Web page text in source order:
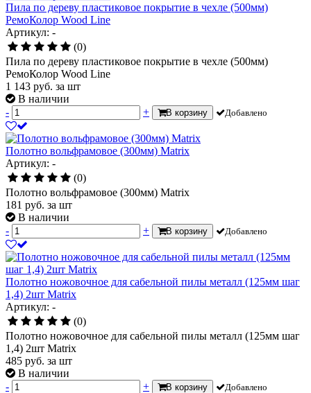
Пила по дереву пластиковое покрытие в чехле (500мм)
РемоКолор Wood Line
Артикул: -
(0)
Пила по дереву пластиковое покрытие в чехле (500мм)
РемоКолор Wood Line
1 143 руб. за шт
В наличии
-
+ В корзину Добавлено
Полотно вольфрамовое (300мм) Matrix
Артикул: -
(0)
Полотно вольфрамовое (300мм) Matrix
181 руб. за шт
В наличии
-
+ В корзину Добавлено
Полотно ножовочное для сабельной пилы металл (125мм шаг
1,4) 2шт Matrix
Артикул: -
(0)
Полотно ножовочное для сабельной пилы металл (125мм шаг
1,4) 2шт Matrix
485 руб. за шт
В наличии
-
+ В корзину Добавлено